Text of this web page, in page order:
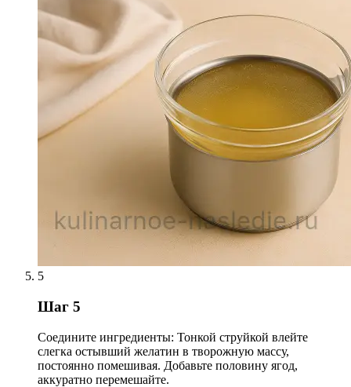
5
Шаг 5
Соедините ингредиенты: Тонкой струйкой влейте
слегка остывший желатин в творожную массу,
постоянно помешивая. Добавьте половину ягод,
аккуратно перемешайте.